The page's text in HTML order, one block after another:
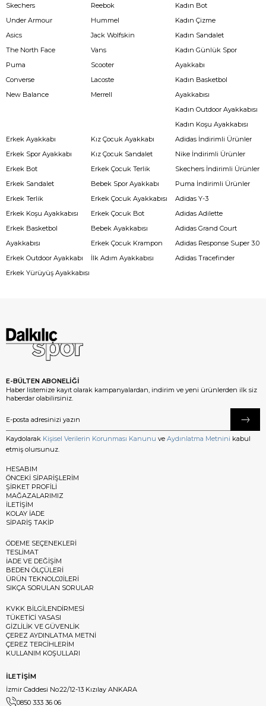
Skechers
Under Armour
Asics
The North Face
Puma
Converse
New Balance
Reebok
Hummel
Jack Wolfskin
Vans
Scooter
Lacoste
Merrell
Kadın Bot
Kadın Çizme
Kadın Sandalet
Kadın Günlük Spor
Ayakkabı
Kadın Basketbol
Ayakkabısı
Kadın Outdoor Ayakkabısı
Kadın Koşu Ayakkabısı
Erkek Ayakkabı
Erkek Spor Ayakkabı
Erkek Bot
Erkek Sandalet
Erkek Terlik
Erkek Koşu Ayakkabısı
Erkek Basketbol
Ayakkabısı
Erkek Outdoor Ayakkabı
Erkek Yürüyüş Ayakkabısı
Kız Çocuk Ayakkabı
Kız Çocuk Sandalet
Erkek Çocuk Terlik
Bebek Spor Ayakkabı
Erkek Çocuk Ayakkabısı
Erkek Çocuk Bot
Bebek Ayakkabısı
Erkek Çocuk Krampon
İlk Adım Ayakkabısı
Adidas İndirimli Ürünler
Nike İndirimli Ürünler
Skechers İndirimli Ürünler
Puma İndirimli Ürünler
Adidas Y-3
Adidas Adilette
Adidas Grand Court
Adidas Response Super 3.0
Adidas Tracefinder
E-BÜLTEN ABONELİĞİ
Haber listemize kayıt olarak kampanyalardan, indirim ve yeni ürünlerden ilk siz
haberdar olabilirsiniz.
Kaydolarak Kişisel Verilerin Korunması Kanunu ve Aydınlatma Metnini kabul
etmiş olursunuz.
HESABIM
ÖNCEKİ SİPARİŞLERİM
ŞİRKET PROFİLİ
MAĞAZALARIMIZ
İLETİŞİM
KOLAY İADE
SİPARİŞ TAKİP
ÖDEME SEÇENEKLERİ
TESLİMAT
İADE VE DEĞİŞİM
BEDEN ÖLÇÜLERİ
ÜRÜN TEKNOLOJİLERİ
SIKÇA SORULAN SORULAR
KVKK BİLGİLENDİRMESİ
TÜKETİCİ YASASI
GİZLİLİK VE GÜVENLİK
ÇEREZ AYDINLATMA METNİ
ÇEREZ TERCİHLERİM
KULLANIM KOŞULLARI
İLETİŞİM
İzmir Caddesi No:22/12-13 Kızılay ANKARA
0850 333 36 06